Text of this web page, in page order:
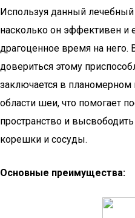
Используя данный
насколько он эффективен и
драгоценное время на
довериться этому
заключается в
области шеи, что помогает
пространство и
корешки и сосуды.
Основные преимущества: